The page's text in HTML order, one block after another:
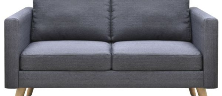
В наличност: 48 бр.
Време за доставка: 5 до 9 дни
Безплатна доставка до адрес при плащане по банков път